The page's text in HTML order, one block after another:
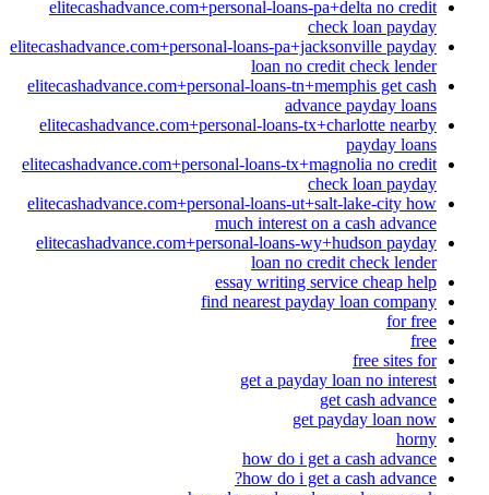
elitecashadvance.com+personal-loans-pa+delta no credit
check loan payday
elitecashadvance.com+personal-loans-pa+jacksonville payday
loan no credit check lender
elitecashadvance.com+personal-loans-tn+memphis get cash
advance payday loans
elitecashadvance.com+personal-loans-tx+charlotte nearby
payday loans
elitecashadvance.com+personal-loans-tx+magnolia no credit
check loan payday
elitecashadvance.com+personal-loans-ut+salt-lake-city how
much interest on a cash advance
elitecashadvance.com+personal-loans-wy+hudson payday
loan no credit check lender
essay writing service cheap help
find nearest payday loan company
for free
free
free sites for
get a payday loan no interest
get cash advance
get payday loan now
horny
how do i get a cash advance
how do i get a cash advance?